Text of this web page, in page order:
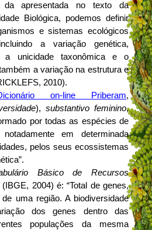
da apresentada no texto da
Biológica, podemos definir
e sistemas ecológicos
a variação genética,
a unicidade taxonômica e o
a variação na estrutura e
2010).
on-line Priberam,
), substantivo feminino,
por todas as espécies de
em determinada
pelos seus ecossistemas
Básico de Recursos
(IBGE, 2004) é: “Total de genes,
uma região. A biodiversidade
dos genes dentro das
populações da mesma